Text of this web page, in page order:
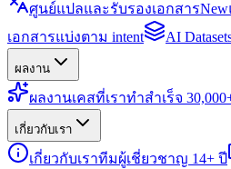
ศูนย์แปลและรับรองเอกสารNew
เอกสารแบ่งตาม intent
AI
ผลงาน
ผลงานเคสที่เราทำสำเร็จ
เกี่ยวกับเรา
เกี่ยวกับเราทีมผู้เชี่ยวชาญ 14+ ปี